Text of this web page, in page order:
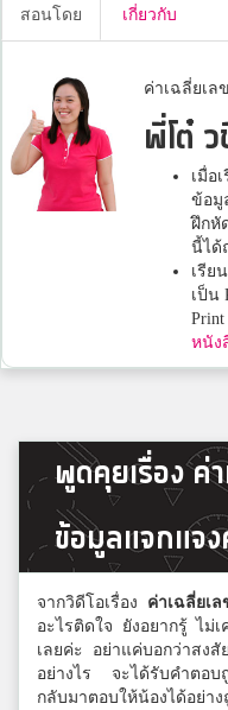
สอนโดย เกี่ยวกับ
ค่าเฉลี่ยเ
พี่โต๋
เมื่อ
ข้อมู
ฝึกหั
นี้ได้
เรีย
เป็น
หนัง
พูดคุยเรื่อง
ข้อมูลแจกแจ
จากวิดีโอเรื่อง ค่าเฉลี่ยเ
อะไรติดใจ ยังอยากรู้ ไม่
เลยค่ะ อย่าแค่บอกว่าสง
อย่างไร จะได้รับคำตอบ
กลับมาตอบให้น้องได้อย่าง